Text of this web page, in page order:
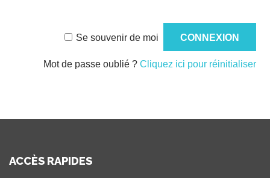
Se souvenir de moi
Mot de passe oublié ? Cliquez ici pour réinitialiser
ACCÈS RAPIDES